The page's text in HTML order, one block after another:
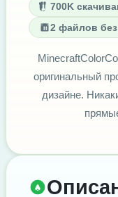
700K
2 файлов
оригинальный
дизайне.